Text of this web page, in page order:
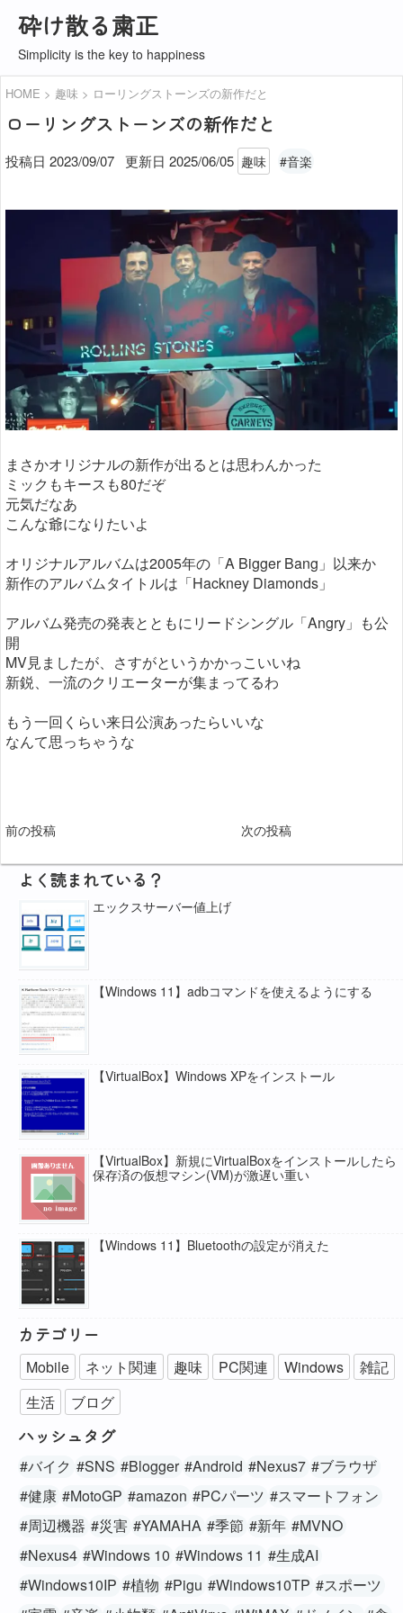
砕け散る粛正
Simplicity is the key to happiness
HOME 趣味 ローリングストーンズの新作だと
ローリングストーンズの新作だと
投稿日 2023/09/07 更新日 2025/06/05 趣味 #音楽
まさかオリジナルの新作が出るとは思わんかった
ミックもキースも80だぞ
元気だなあ
こんな爺になりたいよ
オリジナルアルバムは2005年の「A Bigger Bang」以来か
新作のアルバムタイトルは「Hackney Diamonds」
アルバム発売の発表とともにリードシングル「Angry」も公
開
MV見ましたが、さすがというかかっこいいね
新鋭、一流のクリエーターが集まってるわ
もう一回くらい来日公演あったらいいな
なんて思っちゃうな
前の投稿 次の投稿
よく読まれている？
エックスサーバー値上げ
【Windows 11】adbコマンドを使えるようにする
【VirtualBox】Windows XPをインストール
【VirtualBox】新規にVirtualBoxをインストールしたら
保存済の仮想マシン(VM)が激遅い重い
【Windows 11】Bluetoothの設定が消えた
カテゴリー
Mobile ネット関連 趣味 PC関連 Windows
雑記
生活
ブログ
ハッシュタグ
#バイク #SNS #Blogger #Android #Nexus7 #ブラウザ
#健康 #MotoGP #amazon #PCパーツ #スマートフォン
#周辺機器 #災害 #YAMAHA #季節 #新年 #MVNO
#Nexus4 #Windows 10 #Windows 11 #生成AI
#Windows10IP #植物 #Pigu #Windows10TP #スポーツ